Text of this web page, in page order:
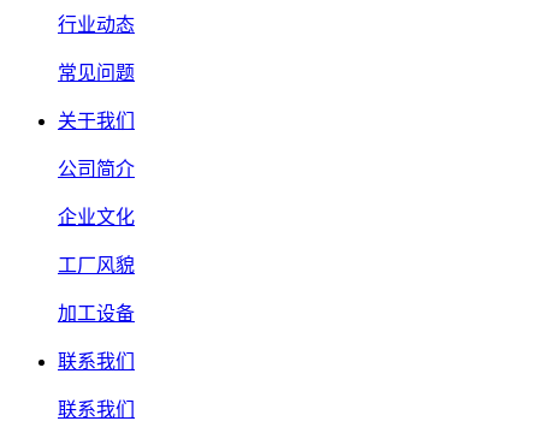
行业动态
常见问题
关于我们
公司简介
企业文化
工厂风貌
加工设备
联系我们
联系我们